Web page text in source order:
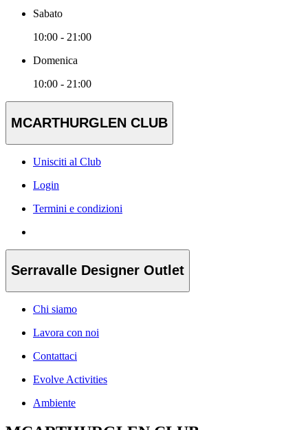
Sabato
10:00 - 21:00
Domenica
10:00 - 21:00
MCARTHURGLEN CLUB
Unisciti al Club
Login
Termini e condizioni
Serravalle Designer Outlet
Chi siamo
Lavora con noi
Contattaci
Evolve Activities
Ambiente